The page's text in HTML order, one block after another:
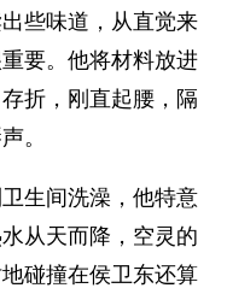
些味道，从直觉来
要。他将材料放进
折，刚直起腰，隔
。
生间洗澡，他特意
从天而降，空灵的
碰撞在侯卫东还算